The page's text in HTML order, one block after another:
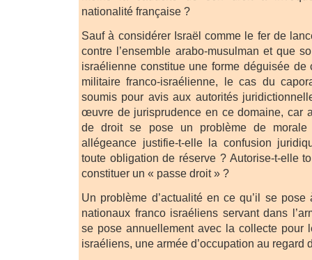
nationalité française ?
Sauf à considérer Israël comme le fer de
contre l’ensemble arabo-musulman et que
israélienne constitue une forme déguisée de
militaire franco-israélienne, le cas du
soumis pour avis aux autorités
œuvre de jurisprudence en ce domaine, car
de droit se pose un problème de
allégeance justifie-t-elle la confusion
toute obligation de réserve ? Autorise-t-elle
constituer un « passe droit » ?
Un problème d’actualité en ce qu’il se
nationaux franco israéliens servant dans
se pose annuellement avec la collecte pour
israéliens, une armée d’occupation au regard